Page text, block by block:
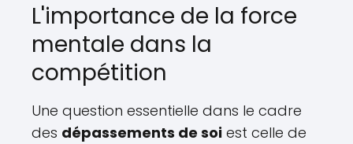
L'importance de la force
mentale dans la
compétition
Une question essentielle dans le cadre
des dépassements de soi est celle de